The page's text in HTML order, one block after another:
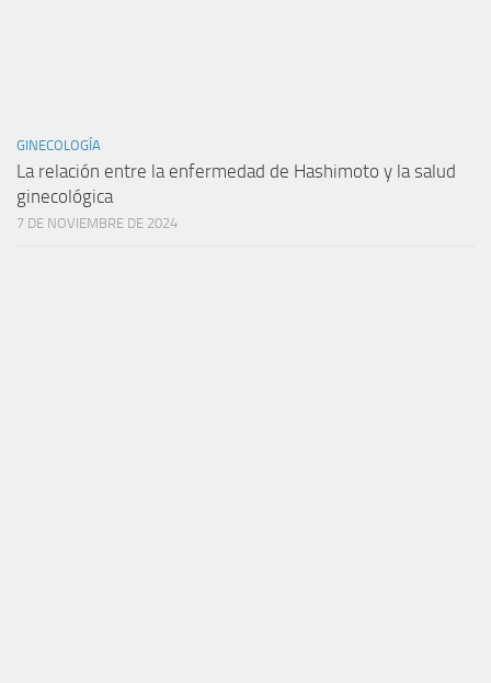
GINECOLOGÍA
La relación entre la enfermedad de Hashimoto y la salud
ginecológica
7 DE NOVIEMBRE DE 2024